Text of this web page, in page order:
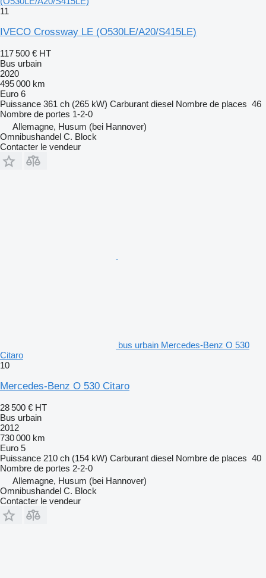
11
IVECO Crossway LE (O530LE/A20/S415LE)
117 500 € HT
Bus urbain
2020
495 000 km
Euro 6
Puissance 361 ch (265 kW) Carburant diesel Nombre de places 46
Nombre de portes 1-2-0
Allemagne, Husum (bei Hannover)
Omnibushandel C. Block
Contacter le vendeur
bus urbain Mercedes-Benz O 530
Citaro
10
Mercedes-Benz O 530 Citaro
28 500 € HT
Bus urbain
2012
730 000 km
Euro 5
Puissance 210 ch (154 kW) Carburant diesel Nombre de places 40
Nombre de portes 2-2-0
Allemagne, Husum (bei Hannover)
Omnibushandel C. Block
Contacter le vendeur